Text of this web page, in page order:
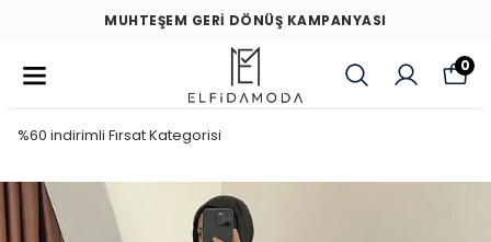
MUHTEŞEM GERİ DÖNÜŞ KAMPANYASI
0
%60 indirimli Fırsat Kategorisi